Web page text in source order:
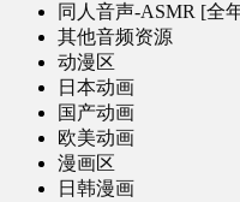
同人音声-ASMR [全
其他音频资源
动漫区
日本动画
国产动画
欧美动画
漫画区
日韩漫画